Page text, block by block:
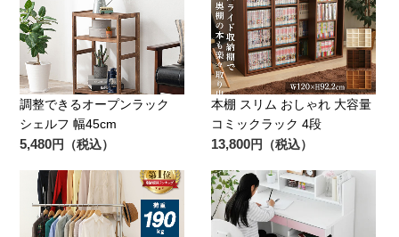
調整できるオープンラック
シェルフ 幅45cm
5,480円（税込）
本棚 スリム おしゃれ 大容量
コミックラック 4段
13,800円（税込）